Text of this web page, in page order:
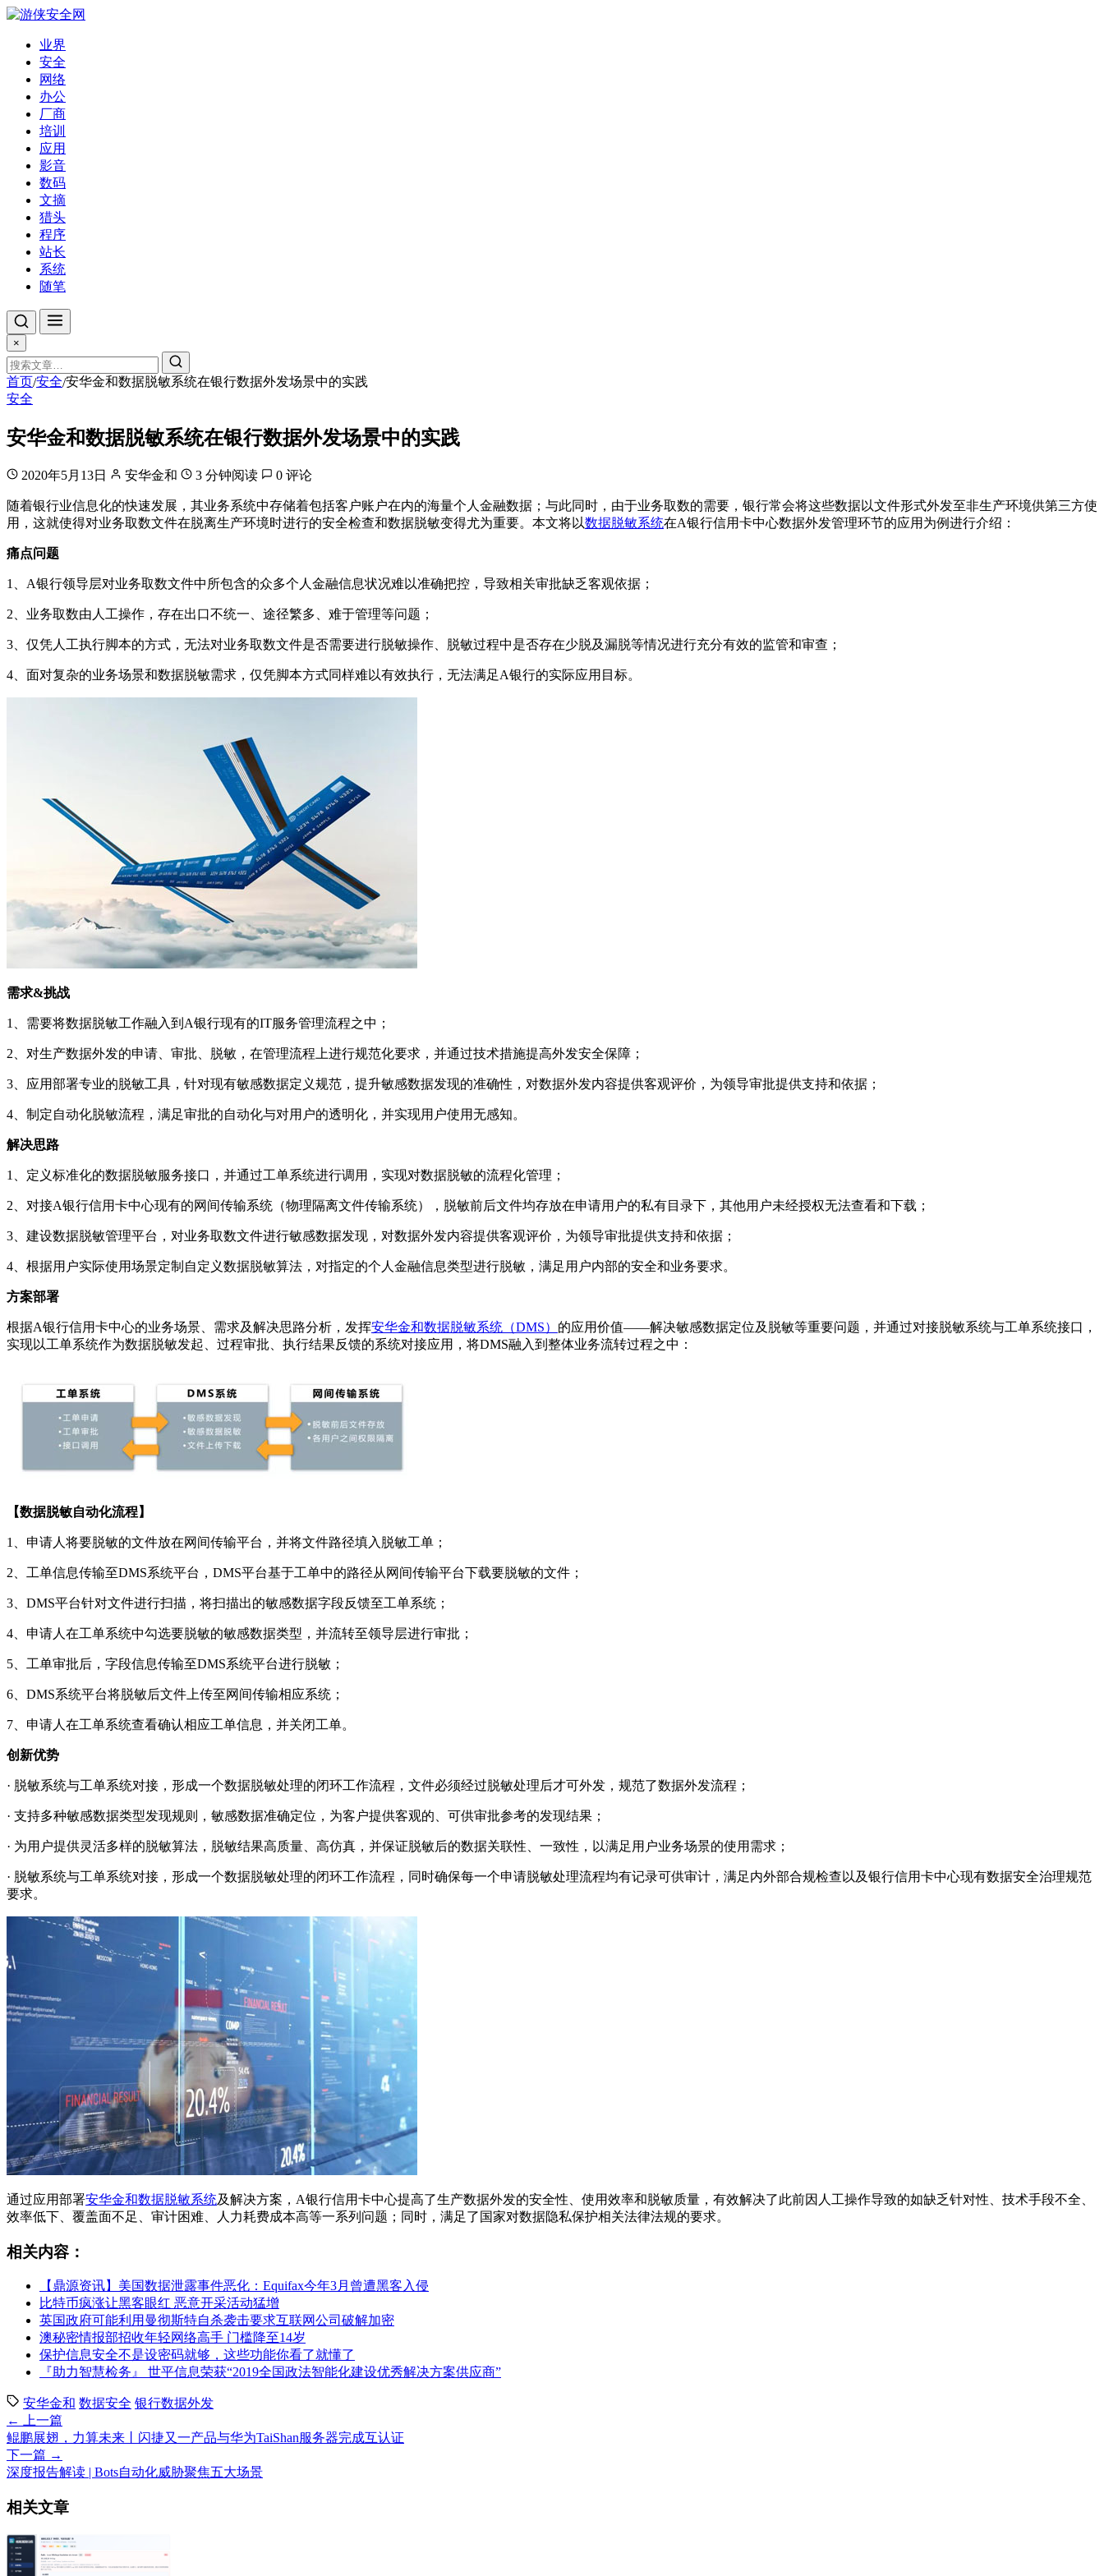
业界
安全
网络
办公
厂商
培训
应用
影音
数码
文摘
猎头
程序
站长
系统
随笔
×
首页/安全/安华金和数据脱敏系统在银行数据外发场景中的实践
安全
安华金和数据脱敏系统在银行数据外发场景中的实践
2020年5月13日 安华金和 3 分钟阅读 0 评论
随着银行业信息化的快速发展，其业务系统中存储着包括客户账户在内的海量个人金融数据；与此同时，由于业务取数的需要，银行常会将这些数据以文件形式外发至非生产环境供第三方使
用，这就使得对业务取数文件在脱离生产环境时进行的安全检查和数据脱敏变得尤为重要。本文将以数据脱敏系统在A银行信用卡中心数据外发管理环节的应用为例进行介绍：
痛点问题
1、A银行领导层对业务取数文件中所包含的众多个人金融信息状况难以准确把控，导致相关审批缺乏客观依据；
2、业务取数由人工操作，存在出口不统一、途径繁多、难于管理等问题；
3、仅凭人工执行脚本的方式，无法对业务取数文件是否需要进行脱敏操作、脱敏过程中是否存在少脱及漏脱等情况进行充分有效的监管和审查；
4、面对复杂的业务场景和数据脱敏需求，仅凭脚本方式同样难以有效执行，无法满足A银行的实际应用目标。
需求&挑战
1、需要将数据脱敏工作融入到A银行现有的IT服务管理流程之中；
2、对生产数据外发的申请、审批、脱敏，在管理流程上进行规范化要求，并通过技术措施提高外发安全保障；
3、应用部署专业的脱敏工具，针对现有敏感数据定义规范，提升敏感数据发现的准确性，对数据外发内容提供客观评价，为领导审批提供支持和依据；
4、制定自动化脱敏流程，满足审批的自动化与对用户的透明化，并实现用户使用无感知。
解决思路
1、定义标准化的数据脱敏服务接口，并通过工单系统进行调用，实现对数据脱敏的流程化管理；
2、对接A银行信用卡中心现有的网间传输系统（物理隔离文件传输系统），脱敏前后文件均存放在申请用户的私有目录下，其他用户未经授权无法查看和下载；
3、建设数据脱敏管理平台，对业务取数文件进行敏感数据发现，对数据外发内容提供客观评价，为领导审批提供支持和依据；
4、根据用户实际使用场景定制自定义数据脱敏算法，对指定的个人金融信息类型进行脱敏，满足用户内部的安全和业务要求。
方案部署
根据A银行信用卡中心的业务场景、需求及解决思路分析，发挥安华金和数据脱敏系统（DMS） 的应用价值——解决敏感数据定位及脱敏等重要问题，并通过对接脱敏系统与工单系统接口，
实现以工单系统作为数据脱敏发起、过程审批、执行结果反馈的系统对接应用，将DMS融入到整体业务流转过程之中：
【数据脱敏自动化流程】
1、申请人将要脱敏的文件放在网间传输平台，并将文件路径填入脱敏工单；
2、工单信息传输至DMS系统平台，DMS平台基于工单中的路径从网间传输平台下载要脱敏的文件；
3、DMS平台针对文件进行扫描，将扫描出的敏感数据字段反馈至工单系统；
4、申请人在工单系统中勾选要脱敏的敏感数据类型，并流转至领导层进行审批；
5、工单审批后，字段信息传输至DMS系统平台进行脱敏；
6、DMS系统平台将脱敏后文件上传至网间传输相应系统；
7、申请人在工单系统查看确认相应工单信息，并关闭工单。
创新优势
· 脱敏系统与工单系统对接，形成一个数据脱敏处理的闭环工作流程，文件必须经过脱敏处理后才可外发，规范了数据外发流程；
· 支持多种敏感数据类型发现规则，敏感数据准确定位，为客户提供客观的、可供审批参考的发现结果；
· 为用户提供灵活多样的脱敏算法，脱敏结果高质量、高仿真，并保证脱敏后的数据关联性、一致性，以满足用户业务场景的使用需求；
· 脱敏系统与工单系统对接，形成一个数据脱敏处理的闭环工作流程，同时确保每一个申请脱敏处理流程均有记录可供审计，满足内外部合规检查以及银行信用卡中心现有数据安全治理规范
要求。
通过应用部署安华金和数据脱敏系统及解决方案，A银行信用卡中心提高了生产数据外发的安全性、使用效率和脱敏质量，有效解决了此前因人工操作导致的如缺乏针对性、技术手段不全、
效率低下、覆盖面不足、审计困难、人力耗费成本高等一系列问题；同时，满足了国家对数据隐私保护相关法律法规的要求。
相关内容：
【鼎源资讯】美国数据泄露事件恶化：Equifax今年3月曾遭黑客入侵
比特币疯涨让黑客眼红 恶意开采活动猛增
英国政府可能利用曼彻斯特自杀袭击要求互联网公司破解加密
澳秘密情报部招收年轻网络高手 门槛降至14岁
保护信息安全不是设密码就够，这些功能你看了就懂了
『助力智慧检务』 世平信息荣获“2019全国政法智能化建设优秀解决方案供应商”
安华金和 数据安全 银行数据外发
← 上一篇
鲲鹏展翅，力算未来丨闪捷又一产品与华为TaiShan服务器完成互认证
下一篇 →
深度报告解读 | Bots自动化威胁聚焦五大场景
相关文章